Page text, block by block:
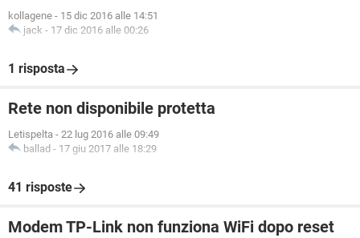
kollagene - 15 dic 2016 alle 14:51
jack - 17 dic 2016 alle 00:26
1 risposta
Rete non disponibile protetta
Letispelta - 22 lug 2016 alle 09:49
ballad - 17 giu 2017 alle 18:29
41 risposte
Modem TP-Link non funziona WiFi dopo reset